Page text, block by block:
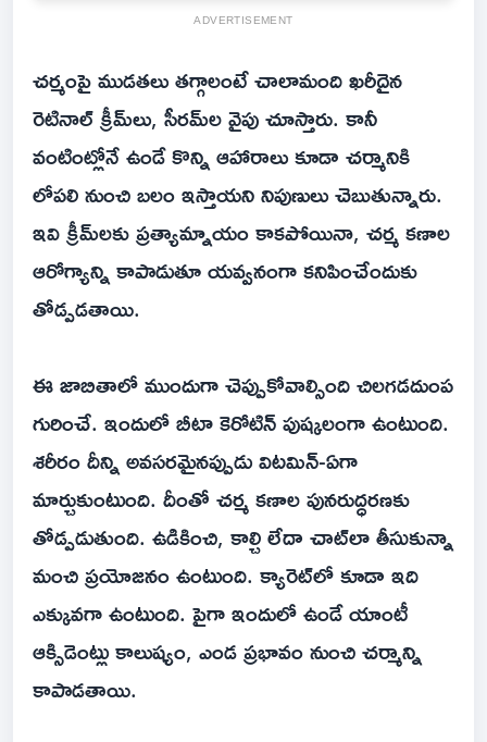
ADVERTISEMENT
చర్మంపై ముడతలు తగ్గాలంటే చాలామంది ఖరీదైన
రెటినాల్‌ క్రీమ్‌లు, సీరమ్‌ల వైపు చూస్తారు. కానీ
వంటింట్లోనే ఉండే కొన్ని ఆహారాలు కూడా చర్మానికి
లోపలి నుంచి బలం ఇస్తాయని నిపుణులు చెబుతున్నారు.
ఇవి క్రీమ్‌లకు ప్రత్యామ్నాయం కాకపోయినా, చర్మ కణాల
ఆరోగ్యాన్ని కాపాడుతూ యవ్వనంగా కనిపించేందుకు
తోడ్పడతాయి.
ఈ జాబితాలో ముందుగా చెప్పుకోవాల్సింది చిలగడదుంప
గురించే. ఇందులో బీటా కెరోటిన్‌ పుష్కలంగా ఉంటుంది.
శరీరం దీన్ని అవసరమైనప్పుడు విటమిన్‌-ఏగా
మార్చుకుంటుంది. దీంతో చర్మ కణాల పునరుద్ధరణకు
తోడ్పడుతుంది. ఉడికించి, కాల్చి లేదా చాట్‌లా తీసుకున్నా
మంచి ప్రయోజనం ఉంటుంది. క్యారెట్‌లో కూడా ఇది
ఎక్కువగా ఉంటుంది. పైగా ఇందులో ఉండే యాంటీ
ఆక్సిడెంట్లు కాలుష్యం, ఎండ ప్రభావం నుంచి చర్మాన్ని
కాపాడతాయి.